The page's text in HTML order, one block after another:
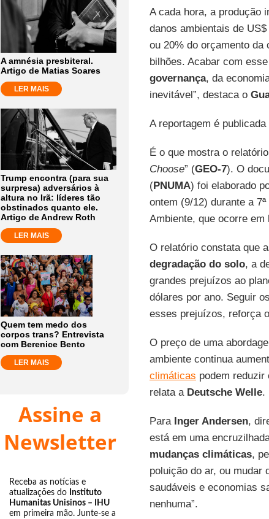
A amnésia presbiteral.
Artigo de Matias Soares
LER MAIS
Trump encontra (para sua
surpresa) adversários à
altura no Irã: líderes tão
obstinados quanto ele.
Artigo de Andrew Roth
LER MAIS
Quem tem medo dos
corpos trans? Entrevista
com Berenice Bento
LER MAIS
Assine a
Newsletter
Receba as notícias e
atualizações do Instituto
Humanitas Unisinos – IHU
em primeira mão. Junte-se a
A cada hora, a produção
danos ambientais de
ou 20% do orçamento da
bilhões. Acabar com
governança, da
inevitável”, destaca o
A reportagem é publicada
É o que mostra o relatório
Choose” (GEO-7). O
(PNUMA) foi elaborado
ontem (9/12) durante a
Ambiente, que ocorre em
O relatório constata que
degradação do solo, a
grandes prejuízos ao
dólares por ano. Seguir
esses prejuízos, reforça
O preço de uma
ambiente continua
climáticas podem reduzir
relata a Deutsche Welle.
Para Inger Andersen,
está em uma
mudanças climáticas,
poluição do ar, ou mudar
saudáveis ​​e economias
nenhuma”.